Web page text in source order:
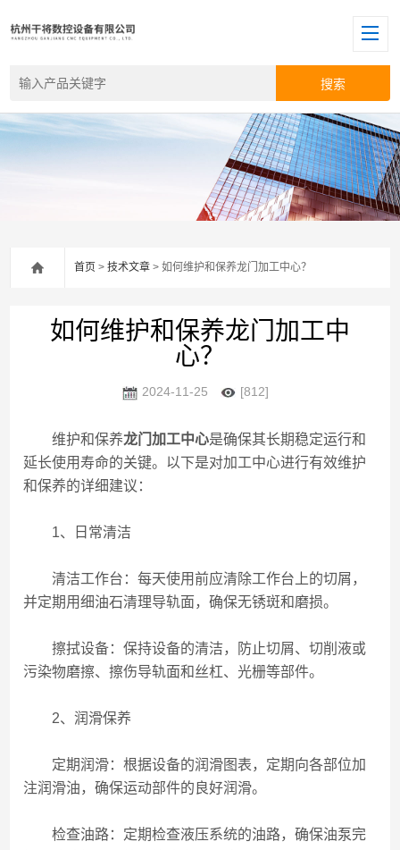
首页 >技术文章 > 如何维护和保养龙门加工中心？
如何维护和保养龙门加工中
心？
2024-11-25 [812]
维护和保养龙门加工中心是确保其长期稳定运行和
延长使用寿命的关键。以下是对加工中心进行有效维护
和保养的详细建议：
1、日常清洁
清洁工作台：每天使用前应清除工作台上的切屑，
并定期用细油石清理导轨面，确保无锈斑和磨损。
擦拭设备：保持设备的清洁，防止切屑、切削液或
污染物磨擦、擦伤导轨面和丝杠、光栅等部件。
2、润滑保养
定期润滑：根据设备的润滑图表，定期向各部位加
注润滑油，确保运动部件的良好润滑。
检查油路：定期检查液压系统的油路，确保油泵完